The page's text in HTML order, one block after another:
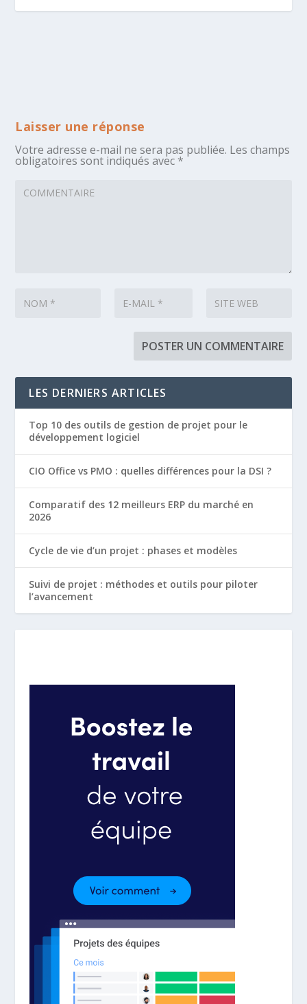
Laisser une réponse
Votre adresse e-mail ne sera pas publiée. Les champs
obligatoires sont indiqués avec *
LES DERNIERS ARTICLES
Top 10 des outils de gestion de projet pour le
développement logiciel
CIO Office vs PMO : quelles différences pour la DSI ?
Comparatif des 12 meilleurs ERP du marché en
2026
Cycle de vie d’un projet : phases et modèles
Suivi de projet : méthodes et outils pour piloter
l’avancement